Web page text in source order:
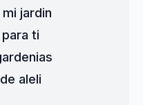
jardin
ti
aleli